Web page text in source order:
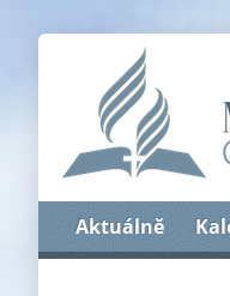
Aktuálně